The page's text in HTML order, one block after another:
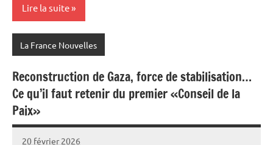
Lire la suite
La France Nouvelles
Reconstruction de Gaza, force de stabilisation…
Ce qu’il faut retenir du premier «Conseil de la
Paix»
20 février 2026